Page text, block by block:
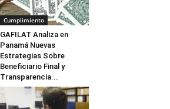
Cumplimiento
GAFILAT Analiza en
Panamá Nuevas
Estrategias Sobre
Beneficiario Final y
Transparencia...